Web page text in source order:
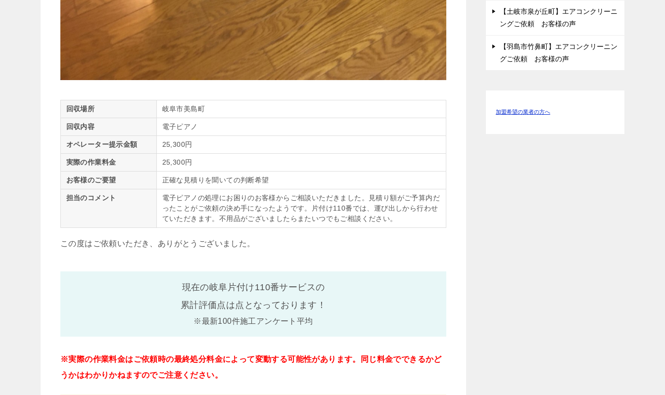
回収場所 岐阜市美島町
回収内容 電子ピアノ
オペレーター提示金額 25,300円
実際の作業料金 25,300円
お客様のご要望 正確な見積りを聞いての判断希望
担当のコメント
電子ピアノの処理にお困りのお客様からご相談いただきました。見積り額がご予算内だ
ったことがご依頼の決め手になったようです。片付け110番では、運び出しから行わせ
ていただきます。不用品がございましたらまたいつでもご相談ください。
この度はご依頼いただき、ありがとうございました。
現在の岐阜片付け110番サービスの
累計評価点は点となっております！
※最新100件施工アンケート平均
※実際の作業料金はご依頼時の最終処分料金によって変動する可能性があります。同じ料金でできるかど
うかはわかりかねますのでご注意ください。
【土岐市泉が丘町】エアコンクリーニ
ングご依頼 お客様の声
【羽島市竹鼻町】エアコンクリーニン
グご依頼 お客様の声
加盟希望の業者の方へ